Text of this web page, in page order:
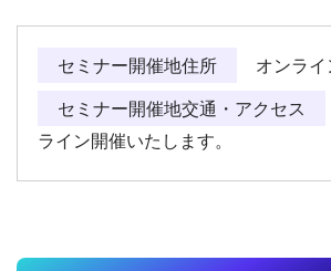
セミナー開催地住所
オンライ
セミナー開催地交通・アクセス
ライン開催いたします。